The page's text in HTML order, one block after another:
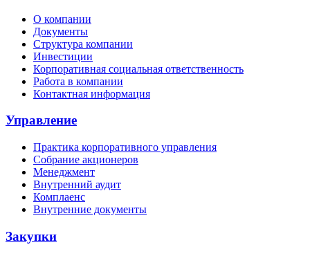
О компании
Документы
Структура компании
Инвестиции
Корпоративная социальная ответственность
Работа в компании
Контактная информация
Управление
Практика корпоративного управления
Собрание акционеров
Менеджмент
Внутренний аудит
Комплаенс
Внутренние документы
Закупки